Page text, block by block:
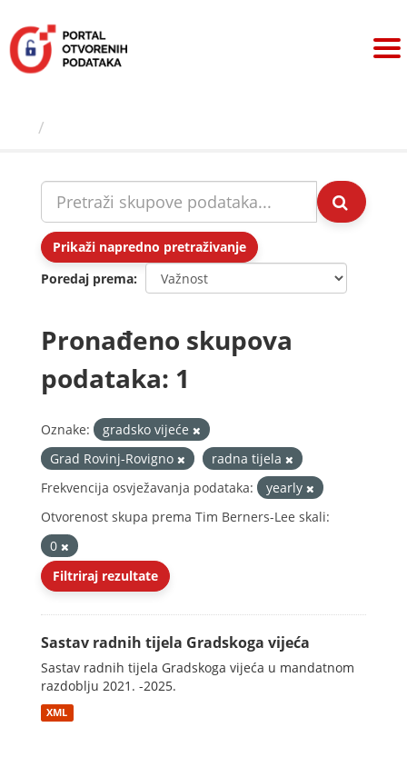
sadržaj
Prikaži napredno pretraživanje
Poredaj prema
Pronađeno skupova
podataka: 1
Oznake:
gradsko vijeće
Grad Rovinj-Rovigno
radna tijela
Frekvencija osvježavanja podataka:
yearly
Otvorenost skupa prema Tim Berners-Lee skali:
0
Filtriraj rezultate
Sastav radnih tijela Gradskoga vijeća
Sastav radnih tijela Gradskoga vijeća u mandatnom
razdoblju 2021. -2025.
XML